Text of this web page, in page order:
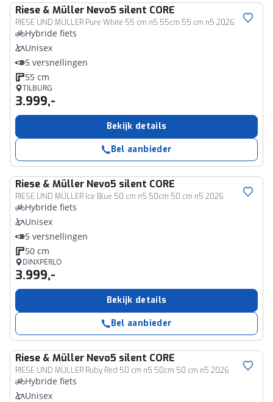
Riese & Müller Nevo5 silent CORE
RIESE UND MÜLLER Pure White 55 cm n5 55cm 55 cm n5 2026
Hybride fiets
Unisex
5 versnellingen
55 cm
TILBURG
3.999,-
Bekijk details
Bel aanbieder
Riese & Müller Nevo5 silent CORE
RIESE UND MÜLLER Ice Blue 50 cm n5 50cm 50 cm n5 2026
Hybride fiets
Unisex
5 versnellingen
50 cm
DINXPERLO
3.999,-
Bekijk details
Bel aanbieder
Riese & Müller Nevo5 silent CORE
RIESE UND MÜLLER Ruby Red 50 cm n5 50cm 50 cm n5 2026
Hybride fiets
Unisex